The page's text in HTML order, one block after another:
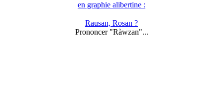
en graphie alibertine :
Rausan, Rosan ?
Prononcer "Ràwzan"...